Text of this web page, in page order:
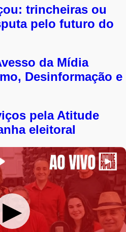
trincheiras ou
pelo futuro do
da Mídia
Desinformação e
pela Atitude
eleitoral